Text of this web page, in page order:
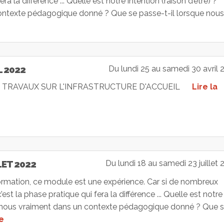
pédagogique donné ? Que se passe-t-il lorsque nous
2022
Du lundi 25 au samedi 30 avril
SUR L'INFRASTRUCTURE D'ACCUEIL
Lire la
2022
Du lundi 18 au samedi 23 juillet
ce module est une expérience. Car si de nombreux
la phase pratique qui fera la différence ... Quelle est notre
vraiment dans un contexte pédagogique donné ? Que